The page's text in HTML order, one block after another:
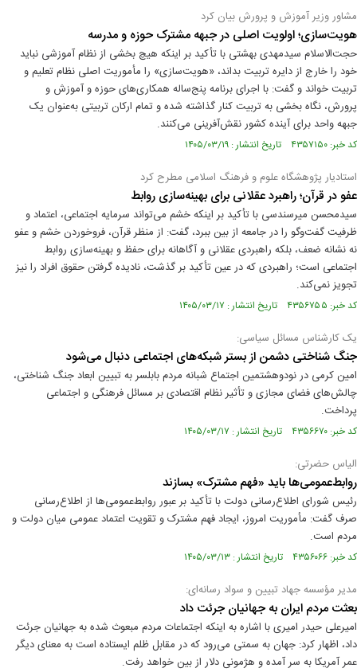
مشاور وزیر آموزش و پرورش بیان کرد
هویت‌سازی؛ اولویت اصلی در جبهه مشترک حوزه و مدرسه
حجت‌الاسلام سیدمهدی بهشتی با تأکید بر اینکه هیچ بخشی از نظام آموزشی نباید
خود را خارج از دایره تربیت بداند، «هویت‌سازی» را مأموریت اصلی نظام تعلیم و
تربیت خواند و گفت: با اجرای برنامه پنج‌ساله همکاری‌های حوزه و آموزش و
پرورش، نگاه بخشی به تربیت کنار گذاشته شده و تمام ارکان تربیتی به‌عنوان یک
جبهه واحد برای آینده کشور نقش‌آفرینی می‌کنند.
کد خبر: ۴۳۵۷۱۵۰ تاریخ انتشار : ۱۴۰۵/۰۳/۱۹
استادیار پژوهشگاه علوم و فرهنگ اسلامی مطرح کرد
عفو در قرآن؛ راهبرد عقلانی برای بهینه‌سازی روابط
سیدمحسن میرسندسی با تأکید بر اینکه خشم می‌تواند سرمایه اجتماعی، اعتماد و
ظرفیت گفت‌وگو را در جامعه از بین ببرد، گفت: از منظر قرآن، فروخوردن خشم و عفو
نه نشانه ضعف، بلکه راهبردی عقلانی و آگاهانه برای حفظ و بهینه‌سازی روابط
اجتماعی است؛ راهبردی که در عین تأکید بر گذشت، نادیده گرفتن حقوق افراد را نیز
تجویز نمی‌کند.
کد خبر: ۴۳۵۶۷۵۵ تاریخ انتشار : ۱۴۰۵/۰۳/۱۷
یک کارشناس مسائل سیاسی:
جنگ شناختی دشمن از بستر شبکه‌های اجتماعی دنبال می‌شود
امین کرمی در نود‌وهشتمین اجتماع شبانه مردم بابلسر به تبیین ابعاد جنگ شناختی،
چالش‌های فضای مجازی و تأثیر نظام اقتصادی بر مسائل فرهنگی و اجتماعی
پرداخت.
کد خبر: ۴۳۵۶۶۷۰ تاریخ انتشار : ۱۴۰۵/۰۳/۱۷
الیاس حضرتی:
روابط‌عمومی‌ها باید «فهم مشترک» بسازند
رئیس شورای اطلاع‌رسانی دولت با تأکید بر عبور روابط‌عمومی‌ها از اطلاع‌رسانی
صرف گفت: مأموریت امروز، ایجاد فهم مشترک و تقویت اعتماد عمومی میان دولت و
مردم است.
کد خبر: ۴۳۵۶۰۶۶ تاریخ انتشار : ۱۴۰۵/۰۳/۱۳
مدیر مؤسسه جهاد تبیین و سواد رسانه‌ای:
بعثت مردم ایران به جهانیان جرئت داد
امیرعلی‌ حیدر امیری با اشاره به اینکه اجتماعات مردم مبعوث شده به جهانیان جرئت
داد، اظهار کرد: جهان به سمتی می‌رود که در مقابل ظلم ایستاده است به معنای دیگر
عمر آمریکا به سر آمده و هژمونی دلار از بین خواهد رفت.